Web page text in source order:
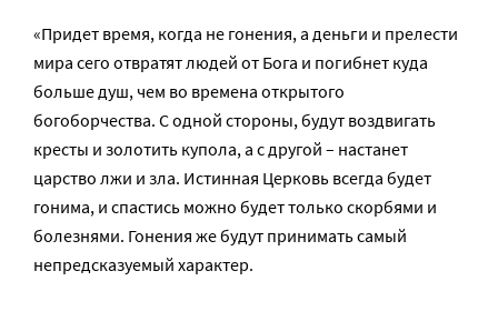
«Придет время, когда не гонения, а деньги и прелести
мира сего отвратят людей от Бога и погибнет куда
больше душ, чем во времена открытого
богоборчества. С одной стороны, будут воздвигать
кресты и золотить купола, а с другой – настанет
царство лжи и зла. Истинная Церковь всегда будет
гонима, и спастись можно будет только скорбями и
болезнями. Гонения же будут принимать самый
непредсказуемый характер.